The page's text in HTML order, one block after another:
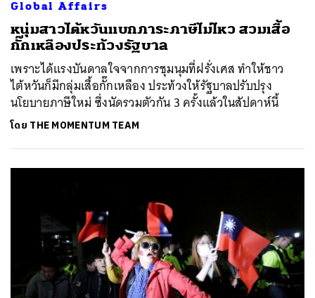
Global Affairs
หนุ่มสาวไต้หวันแบกภาระภาษีไม่ไหว สวมเสื้อ
กั๊กเหลืองประท้วงรัฐบาล
เพราะได้แรงบันดาลใจจากการชุมนุมที่ฝรั่งเศส ทำให้ชาว
ไต้หวันก็มีกลุ่มเสื้อกั๊กเหลือง ประท้วงให้รัฐบาลปรับปรุง
นโยบายภาษีใหม่ ซึ่งนัดรวมตัวกัน 3 ครั้งแล้วในสัปดาห์นี้
โดย THE MOMENTUM TEAM
ค้นหา
SHARE TWEET LINE EMAIL